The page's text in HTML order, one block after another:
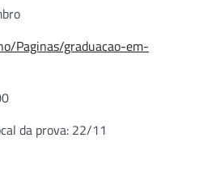
Paginas/graduacao-em-
da prova: 22/11